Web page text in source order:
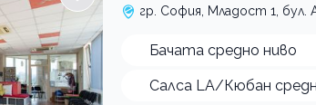
гр. София, Младост 1, бул.
Бачата средно ниво
Салса LA/Кюбан